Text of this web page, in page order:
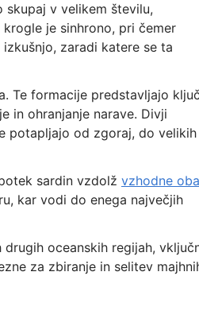
skupaj v velikem številu,
je sinhrono, pri čemer
zaradi katere se ta
Te formacije predstavljajo
in ohranjanje narave. Divji
potapljajo od zgoraj, do velikih
sardin vzdolž vzhodne
kar vodi do enega največjih
oceanskih regijah,
za zbiranje in selitev